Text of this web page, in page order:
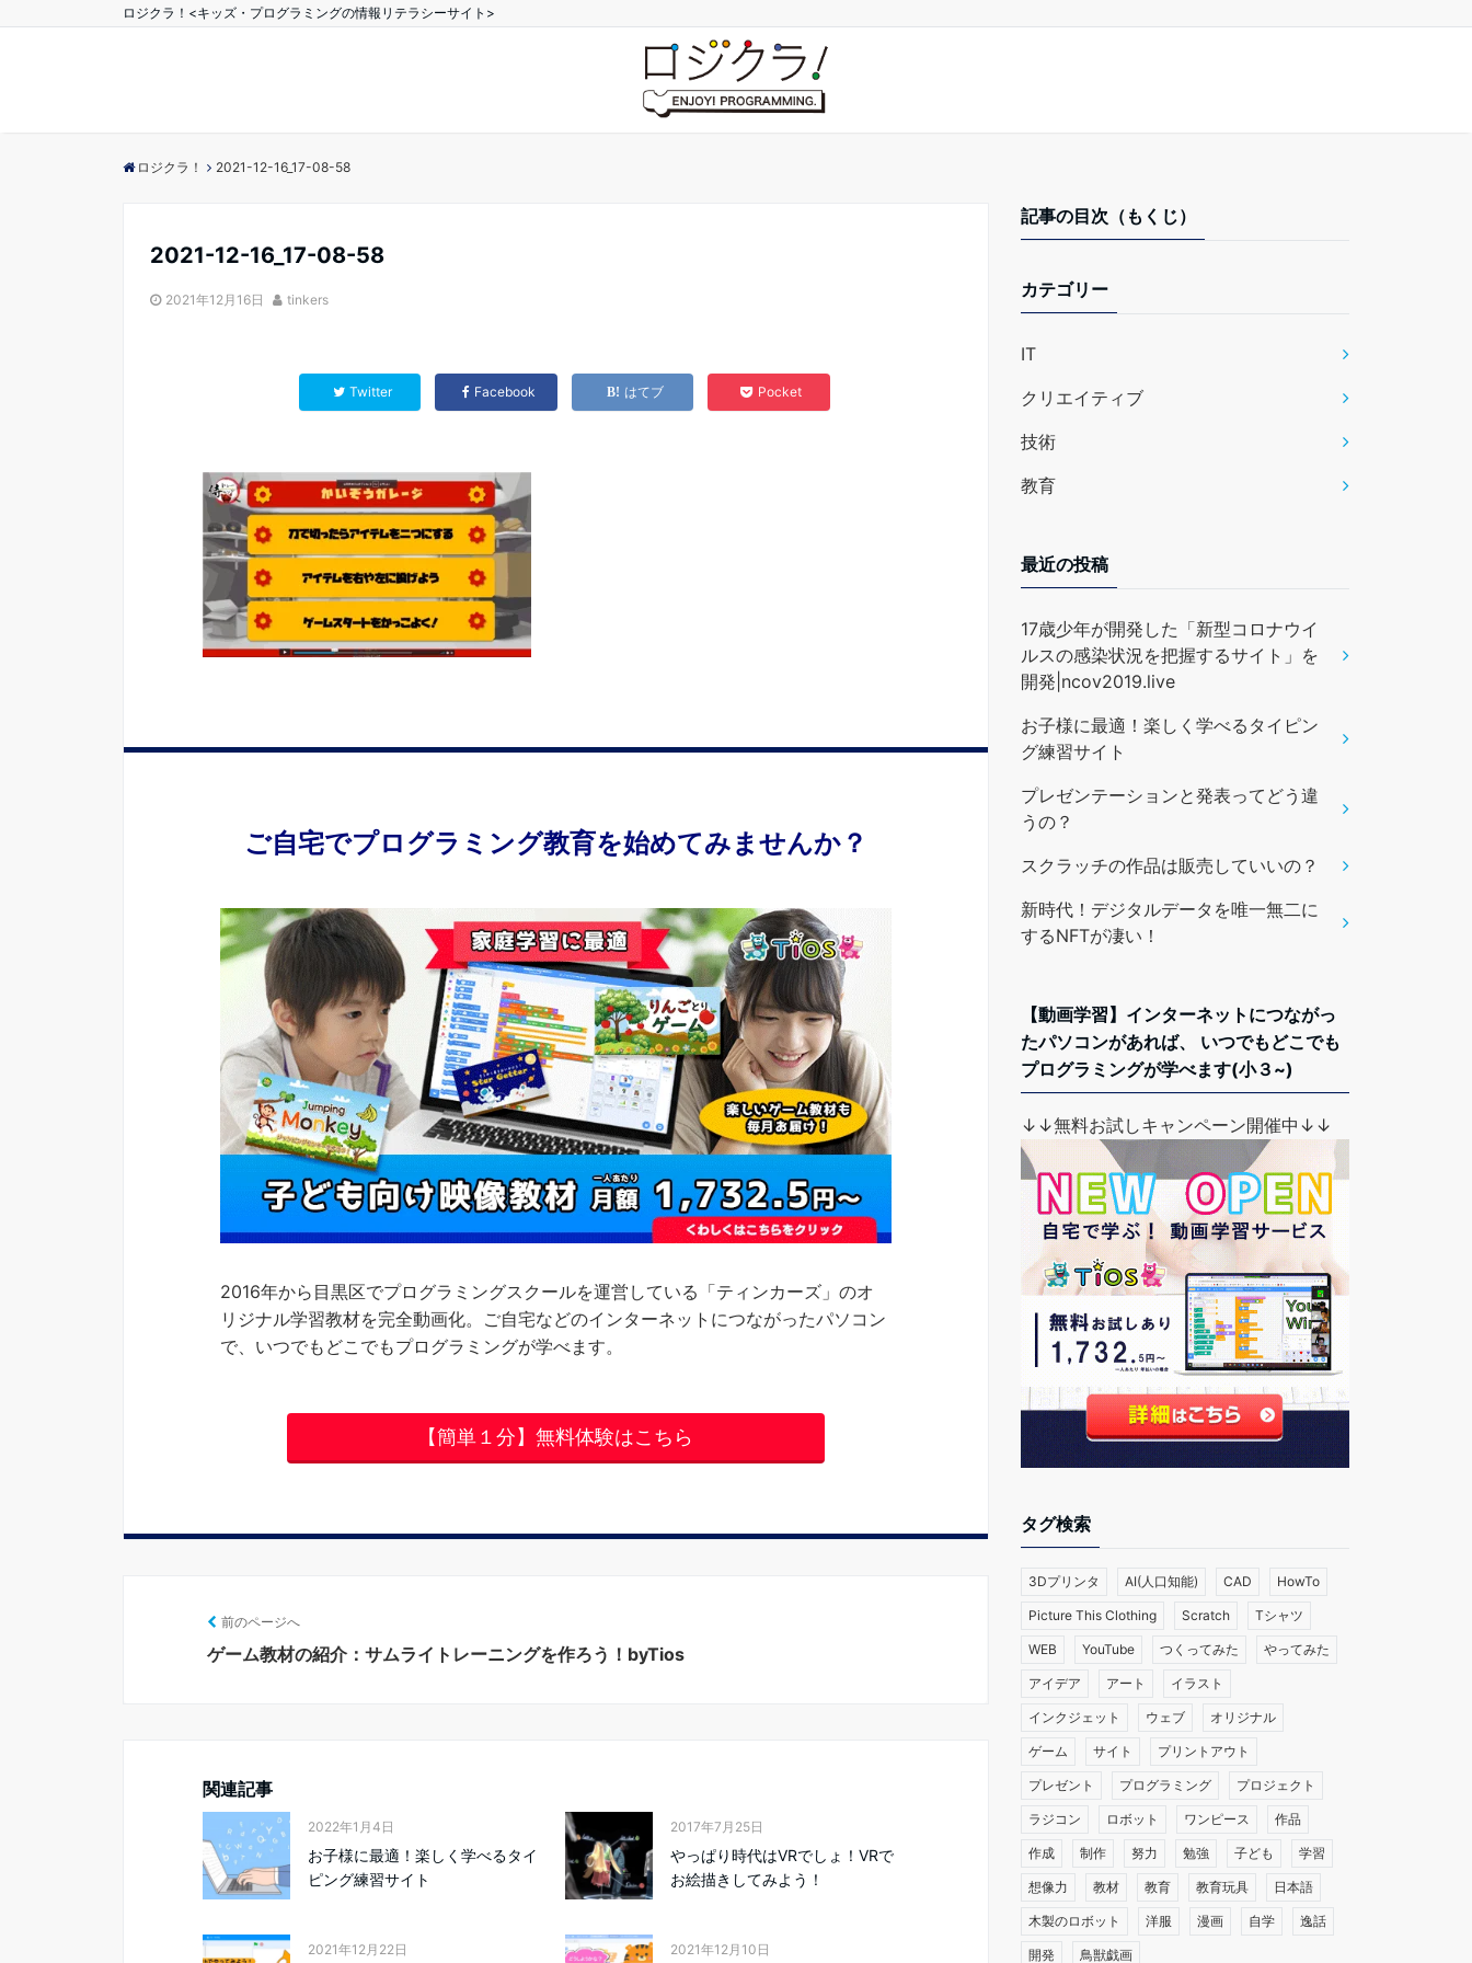
ロジクラ！<キッズ・プログラミングの情報リテラシーサイト>
ロジクラ！ 2021-12-16_17-08-58
2021-12-16_17-08-58
2021年12月16日 tinkers
Twitter Facebook はてブ Pocket
ご自宅でプログラミング教育を始めてみませんか？
2016年から目黒区でプログラミングスクールを運営している「ティンカーズ」のオ
リジナル学習教材を完全動画化。ご自宅などのインターネットにつながったパソコン
で、いつでもどこでもプログラミングが学べます。
【簡単１分】無料体験はこちら
前のページへ
ゲーム教材の紹介：サムライトレーニングを作ろう！byTios
関連記事
2022年1月4日
お子様に最適！楽しく学べるタイ
ピング練習サイト
2017年7月25日
やっぱり時代はVRでしょ！VRで
お絵描きしてみよう！
2021年12月22日 2021年12月10日
記事の目次（もくじ）
カテゴリー
IT
クリエイティブ
技術
教育
最近の投稿
17歳少年が開発した「新型コロナウイ
ルスの感染状況を把握するサイト」を
開発|ncov2019.live
お子様に最適！楽しく学べるタイピン
グ練習サイト
プレゼンテーションと発表ってどう違
うの？
スクラッチの作品は販売していいの？
新時代！デジタルデータを唯一無二に
するNFTが凄い！
【動画学習】インターネットにつながっ
たパソコンがあれば、 いつでもどこでも
プログラミングが学べます(小３~)
↓↓無料お試しキャンペーン開催中↓↓
タグ検索
3Dプリンタ AI(人口知能) CAD HowTo
Picture This Clothing Scratch Tシャツ
WEB YouTube つくってみた やってみた
アイデア アート イラスト
インクジェット ウェブ オリジナル
ゲーム サイト プリントアウト
プレゼント プログラミング プロジェクト
ラジコン ロボット ワンピース 作品
作成 制作 努力 勉強 子ども 学習
想像力 教材 教育 教育玩具 日本語
木製のロボット 洋服 漫画 自学 逸話
開発 鳥獣戯画